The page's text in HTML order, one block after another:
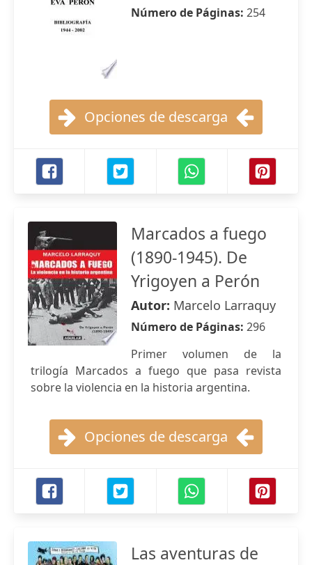
Número de Páginas: 254
Opciones de descarga
Marcados a fuego
(1890-1945). De
Yrigoyen a Perón
Autor: Marcelo Larraquy
Número de Páginas: 296
Primer volumen de la
trilogía Marcados a fuego que pasa revista
sobre la violencia en la historia argentina.
Opciones de descarga
Las aventuras de